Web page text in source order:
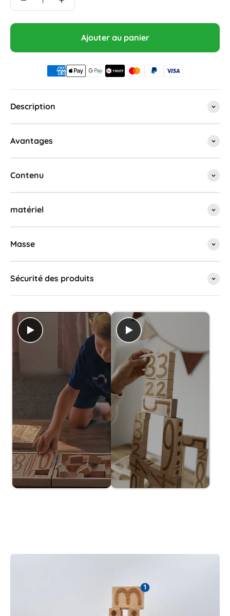
Ajouter au panier
Description
Avantages
Contenu
matériel
Masse
Sécurité des produits